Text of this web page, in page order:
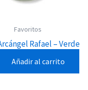
Favoritos
Rafael – Verde
Añadir al carrito